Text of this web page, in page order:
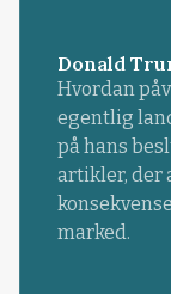
Donald
Hvordan
egentlig
på hans
artikler, der
marked.